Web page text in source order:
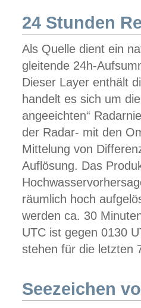
24 Stunden
Als Quelle dient ein
gleitende 24h-
Dieser Layer enthält
handelt es sich um
angeeichten“
der Radar- mit den
Mittelung von
Auflösung. Das
räumlich hoch
werden ca. 30
UTC ist gegen 0130
stehen für die letzten
Seezeichen